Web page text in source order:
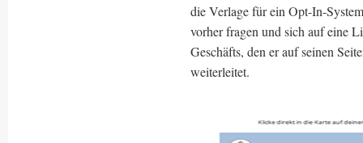
die Verlage für ein Opt-In-
vorher fragen und sich auf eine
Geschäfts, den er auf seinen
weiterleitet.